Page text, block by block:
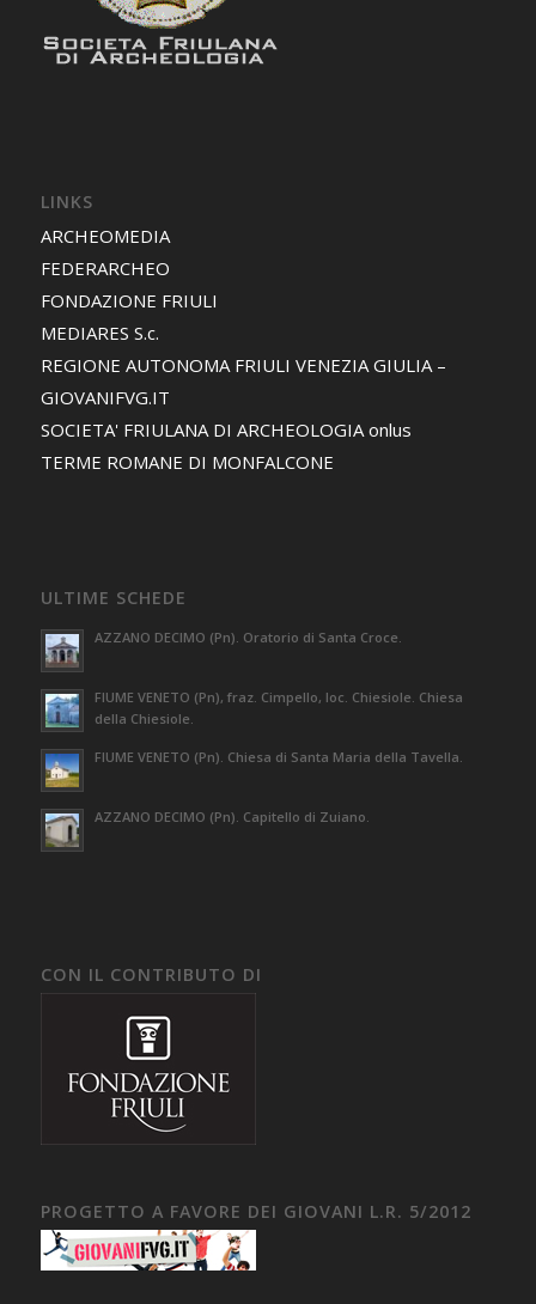
LINKS
ARCHEOMEDIA
FEDERARCHEO
FONDAZIONE FRIULI
MEDIARES S.c.
REGIONE AUTONOMA FRIULI VENEZIA GIULIA –
GIOVANIFVG.IT
SOCIETA' FRIULANA DI ARCHEOLOGIA onlus
TERME ROMANE DI MONFALCONE
ULTIME SCHEDE
AZZANO DECIMO (Pn). Oratorio di Santa Croce.
FIUME VENETO (Pn), fraz. Cimpello, loc. Chiesiole. Chiesa
della Chiesiole.
FIUME VENETO (Pn). Chiesa di Santa Maria della Tavella.
AZZANO DECIMO (Pn). Capitello di Zuiano.
CON IL CONTRIBUTO DI
PROGETTO A FAVORE DEI GIOVANI L.R. 5/2012